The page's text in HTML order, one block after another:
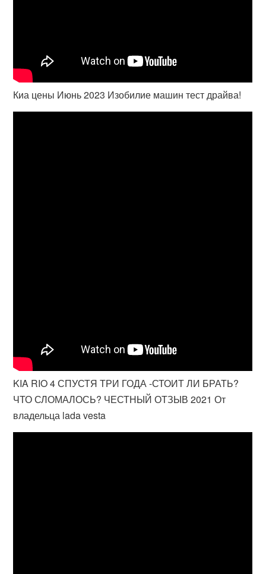
Киа цены Июнь 2023 Изобилие машин тест драйва!
KIA RIO 4 СПУСТЯ ТРИ ГОДА -СТОИТ ЛИ БРАТЬ?
ЧТО СЛОМАЛОСЬ? ЧЕСТНЫЙ ОТЗЫВ 2021 От
владельца lada vesta